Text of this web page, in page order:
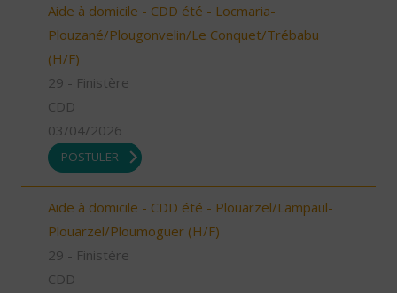
Aide à domicile - CDD été - Locmaria-
Plouzané/Plougonvelin/Le Conquet/Trébabu
(H/F)
29 - Finistère
CDD
03/04/2026
POSTULER
Aide à domicile - CDD été - Plouarzel/Lampaul-
Plouarzel/Ploumoguer (H/F)
29 - Finistère
CDD